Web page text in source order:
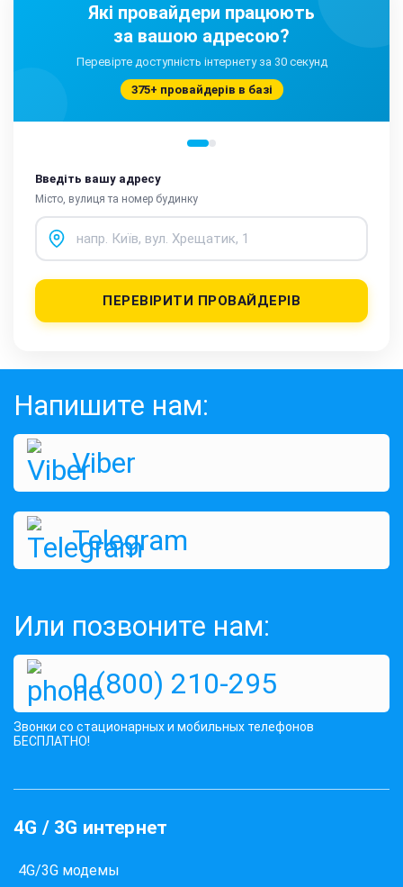
Які провайдери працюють
за вашою адресою?
Перевірте доступність інтернету за 30 секунд
375+ провайдерів в базі
Введіть вашу адресу
Місто, вулиця та номер будинку
ПЕРЕВІРИТИ ПРОВАЙДЕРІВ
Напишите нам:
Viber
Telegram
Или позвоните нам:
0 (800) 210-295
Звонки со стационарных и мобильных телефонов
БЕСПЛАТНО!
4G / 3G интернет
4G/3G модемы